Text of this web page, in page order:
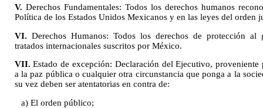
V. Derechos Fundamentales: Todos los derechos humanos
Política de los Estados Unidos Mexicanos y en las leyes del orden
VI. Derechos Humanos: Todos los derechos de protección al
tratados internacionales suscritos por México.
VII. Estado de excepción: Declaración del Ejecutivo,
a la paz pública o cualquier otra circunstancia que ponga a la
su vez deben ser atentatorias en contra de:
a) El orden público;